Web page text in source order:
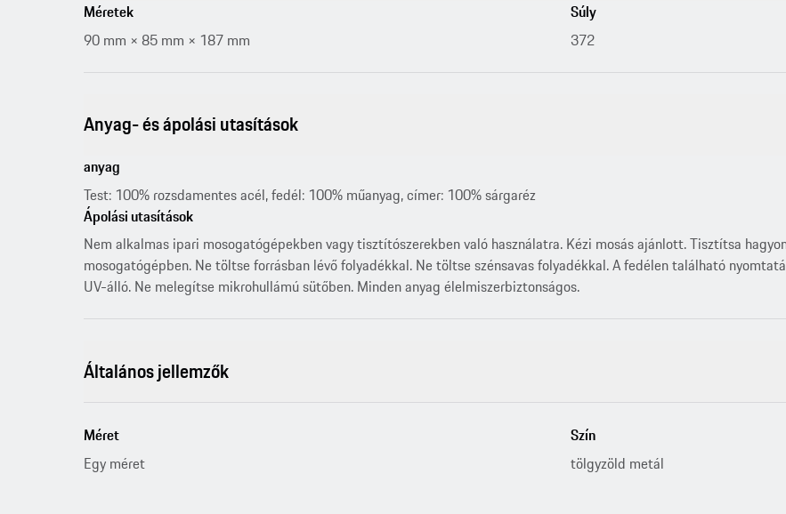
Méretek
90 mm × 85 mm × 187 mm
Súly
372
Anyag- és ápolási utasítások
anyag
Test: 100% rozsdamentes acél, fedél: 100% műanyag, címer: 100% sárgaréz
Ápolási utasítások
Nem alkalmas ipari mosogatógépekben vagy tisztítószerekben való használatra. Kézi mosás ajánlott. Tisztítsa
mosogatógépben. Ne töltse forrásban lévő folyadékkal. Ne töltse szénsavas folyadékkal. A fedélen található
UV-álló. Ne melegítse mikrohullámú sütőben. Minden anyag élelmiszerbiztonságos.
Általános jellemzők
Méret
Egy méret
Szín
tölgyzöld metál